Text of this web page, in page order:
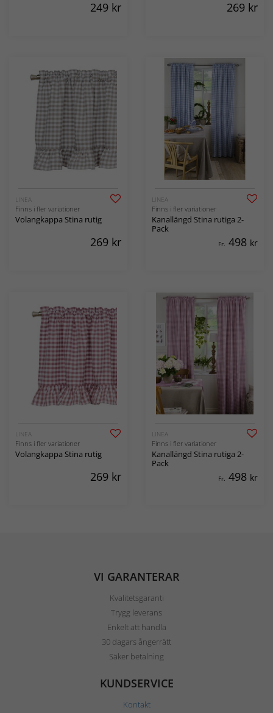
249 kr 269 kr
LINEA
Finns i fler variationer
Volangkappa Stina rutig
269 kr
LINEA
Finns i fler variationer
Kanallängd Stina rutiga 2-
Pack
Fr. 498 kr
LINEA
Finns i fler variationer
Volangkappa Stina rutig
269 kr
LINEA
Finns i fler variationer
Kanallängd Stina rutiga 2-
Pack
Fr. 498 kr
VI GARANTERAR
Kvalitetsgaranti
Trygg leverans
Enkelt att handla
30 dagars ångerrätt
Säker betalning
KUNDSERVICE
Kontakt